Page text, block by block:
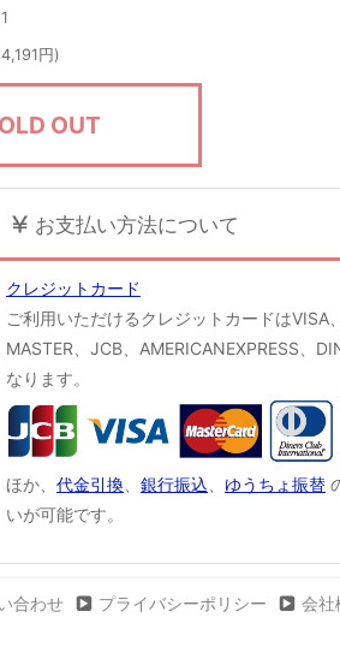
円)
OUT
お支払い方法について
クレジットカード
ご利用いただけるクレジットカードはVISA、
MASTER、JCB、AMERICANEXPRESS、
なります。
ほか、 代金引換 銀行振込 ゆうちょ振替
いが可能です。
合わせ プライバシーポリシー 会社